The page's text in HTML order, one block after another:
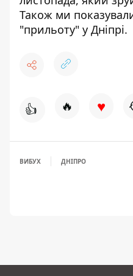
Також ми
"прильоту" у Дніпрі.
👍 🔥 ♥
ВИБУХ ДНІПРО